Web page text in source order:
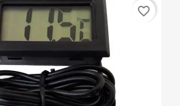
favorite_border